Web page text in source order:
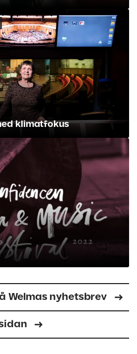
klimatfokus
Welmas nyhetsbrev